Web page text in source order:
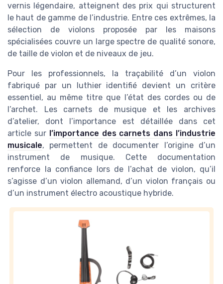
vernis légendaire, atteignent des prix qui structurent
le haut de gamme de l’industrie. Entre ces extrêmes, la
sélection de violons proposée par les maisons
spécialisées couvre un large spectre de qualité sonore,
de taille de violon et de niveaux de jeu.
Pour les professionnels, la traçabilité d’un violon
fabriqué par un luthier identifié devient un critère
essentiel, au même titre que l’état des cordes ou de
l’archet. Les carnets de musique et les archives
d’atelier, dont l’importance est détaillée dans cet
article sur l’importance des carnets dans l’industrie
musicale, permettent de documenter l’origine d’un
instrument de musique. Cette documentation
renforce la confiance lors de l’achat de violon, qu’il
s’agisse d’un violon allemand, d’un violon français ou
d’un instrument électro acoustique hybride.